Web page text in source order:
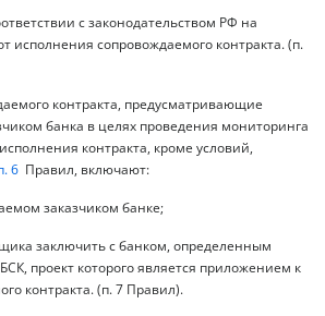
с законодательством РФ на
исполнения сопровождаемого контракта. (п.
контракта, предусматривающие
банка в целях проведения мониторинга
контракта, кроме условий,
6 Правил, включают:
заказчиком банке;
заключить с банком, определенным
проект которого является приложением к
контракта. (п. 7 Правил).